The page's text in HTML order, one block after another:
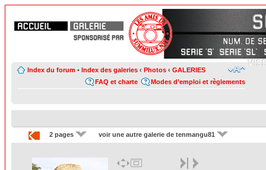
Index du forum • Index des galeries ‹ Photos ‹ GALERIES
Modes d’emploi et règlements
FAQ et charte
2 pages voir une autre galerie de tenmangu81